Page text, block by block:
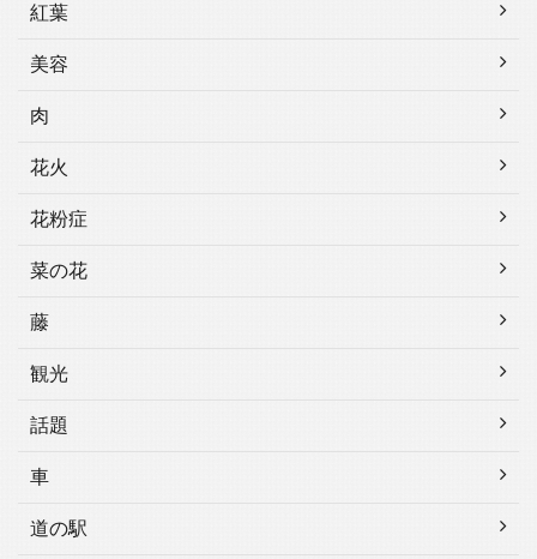
紅葉
美容
肉
花火
花粉症
菜の花
藤
観光
話題
車
道の駅